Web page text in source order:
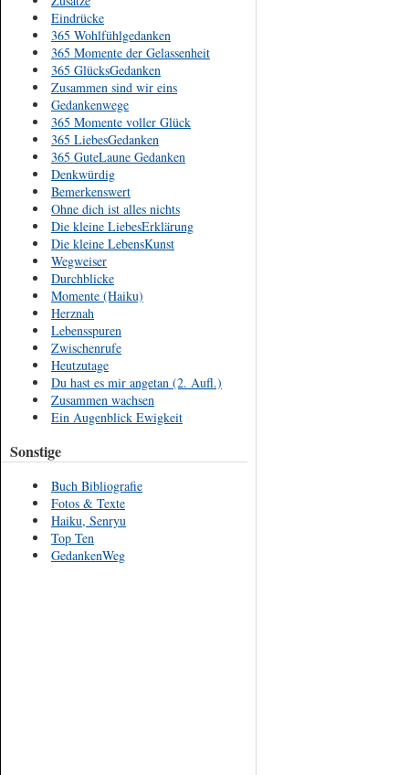
Eindrücke
365 Wohlfühlgedanken
365 Momente der Gelassenheit
365 GlücksGedanken
Zusammen sind wir eins
Gedankenwege
365 Momente voller Glück
365 LiebesGedanken
365 GuteLaune Gedanken
Denkwürdig
Bemerkenswert
Ohne dich ist alles nichts
Die kleine LiebesErklärung
Die kleine LebensKunst
Wegweiser
Durchblicke
Momente (Haiku)
Herznah
Lebensspuren
Zwischenrufe
Heutzutage
Du hast es mir angetan (2. Aufl.)
Zusammen wachsen
Ein Augenblick Ewigkeit
Sonstige
Buch Bibliografie
Fotos & Texte
Haiku, Senryu
Top Ten
GedankenWeg